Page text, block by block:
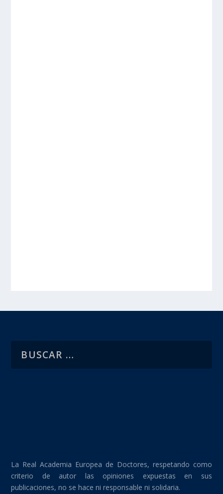
La Real Academia Europea de Doctores, respetando como
criterio de autor las opiniones expuestas en sus
publicaciones, no se hace ni responsable ni solidaria.